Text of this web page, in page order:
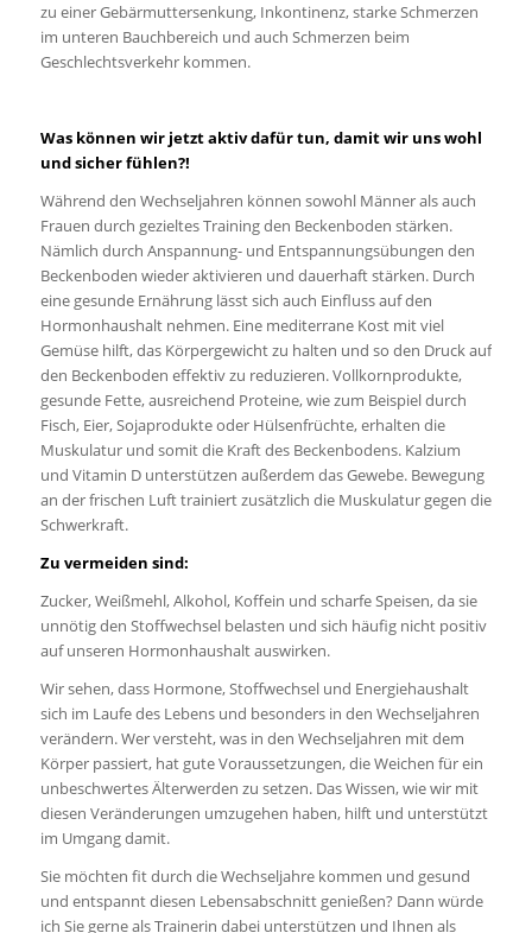
zu einer Gebärmuttersenkung, Inkontinenz, starke Schmerzen
im unteren Bauchbereich und auch Schmerzen beim
Geschlechtsverkehr kommen.
Was können wir jetzt aktiv dafür tun, damit wir uns wohl
und sicher fühlen?!
Während den Wechseljahren können sowohl Männer als auch
Frauen durch gezieltes Training den Beckenboden stärken.
Nämlich durch Anspannung- und Entspannungsübungen den
Beckenboden wieder aktivieren und dauerhaft stärken. Durch
eine gesunde Ernährung lässt sich auch Einfluss auf den
Hormonhaushalt nehmen. Eine mediterrane Kost mit viel
Gemüse hilft, das Körpergewicht zu halten und so den Druck auf
den Beckenboden effektiv zu reduzieren. Vollkornprodukte,
gesunde Fette, ausreichend Proteine, wie zum Beispiel durch
Fisch, Eier, Sojaprodukte oder Hülsenfrüchte, erhalten die
Muskulatur und somit die Kraft des Beckenbodens. Kalzium
und Vitamin D unterstützen außerdem das Gewebe. Bewegung
an der frischen Luft trainiert zusätzlich die Muskulatur gegen die
Schwerkraft.
Zu vermeiden sind:
Zucker, Weißmehl, Alkohol, Koffein und scharfe Speisen, da sie
unnötig den Stoffwechsel belasten und sich häufig nicht positiv
auf unseren Hormonhaushalt auswirken.
Wir sehen, dass Hormone, Stoffwechsel und Energiehaushalt
sich im Laufe des Lebens und besonders in den Wechseljahren
verändern. Wer versteht, was in den Wechseljahren mit dem
Körper passiert, hat gute Voraussetzungen, die Weichen für ein
unbeschwertes Älterwerden zu setzen. Das Wissen, wie wir mit
diesen Veränderungen umzugehen haben, hilft und unterstützt
im Umgang damit.
Sie möchten fit durch die Wechseljahre kommen und gesund
und entspannt diesen Lebensabschnitt genießen? Dann würde
ich Sie gerne als Trainerin dabei unterstützen und Ihnen als